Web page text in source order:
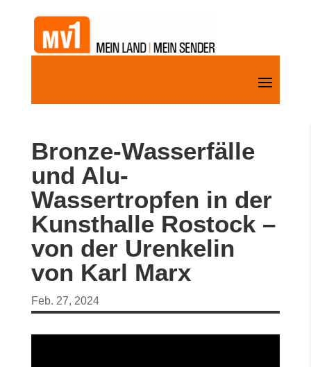
Bronze-Wasserfälle
und Alu-
Wassertropfen in der
Kunsthalle Rostock –
von der Urenkelin
von Karl Marx
Feb. 27, 2024